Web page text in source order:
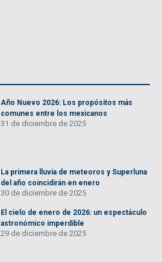
Año Nuevo 2026: Los propósitos más
comunes entre los mexicanos
31 de diciembre de 2025
La primera lluvia de meteoros y Superluna
del año coincidirán en enero
30 de diciembre de 2025
El cielo de enero de 2026: un espectáculo
astronómico imperdible
29 de diciembre de 2025